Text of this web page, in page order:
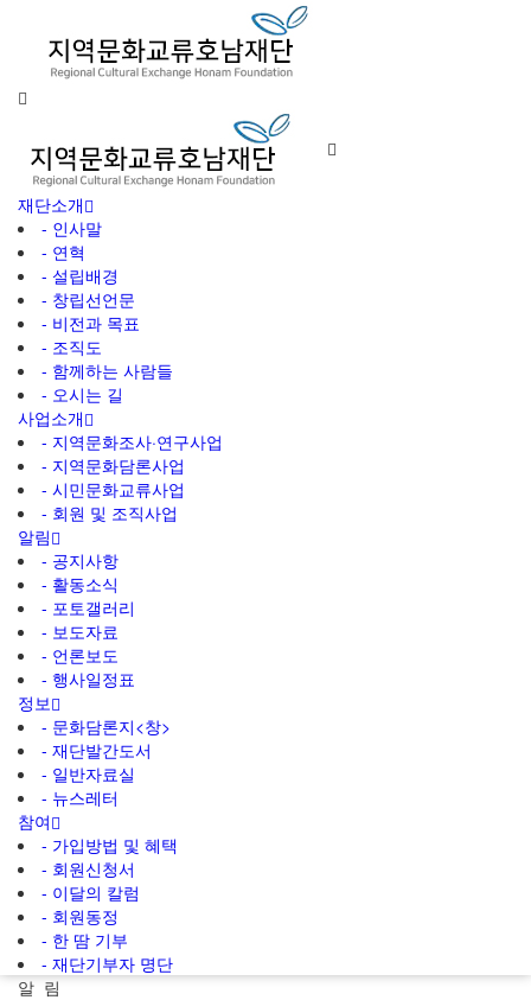
재단소개
- 인사말
- 연혁
- 설립배경
- 창립선언문
- 비전과 목표
- 조직도
- 함께하는 사람들
- 오시는 길
사업소개
- 지역문화조사·연구사업
- 지역문화담론사업
- 시민문화교류사업
- 회원 및 조직사업
알림
- 공지사항
- 활동소식
- 포토갤러리
- 보도자료
- 언론보도
- 행사일정표
정보
- 문화담론지<창>
- 재단발간도서
- 일반자료실
- 뉴스레터
참여
- 가입방법 및 혜택
- 회원신청서
- 이달의 칼럼
- 회원동정
- 한 땀 기부
- 재단기부자 명단
알 림